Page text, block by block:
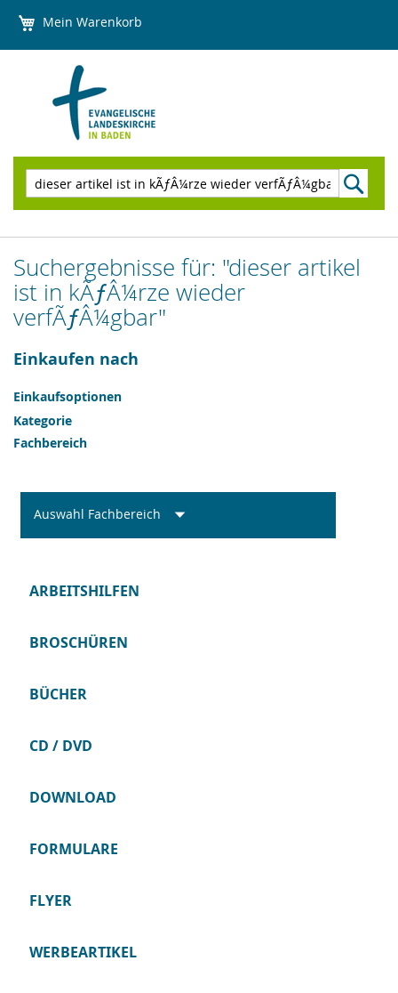
Mein Warenkorb
zum
Suchen
Suchergebnisse für: "dieser artikel
ist in kÃƒÂ¼rze wieder
verfÃƒÂ¼gbar"
Einkaufen nach
Einkaufsoptionen
Kategorie
Fachbereich
Auswahl Fachbereich
ARBEITSHILFEN
BROSCHÜREN
BÜCHER
CD / DVD
DOWNLOAD
FORMULARE
FLYER
WERBEARTIKEL